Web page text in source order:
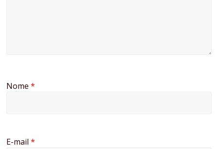
Nome*
E-mail*